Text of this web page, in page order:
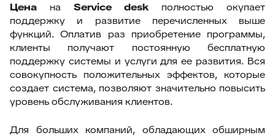
Цена на Service desk полностью окупает
поддержку и развитие перечисленных выше
функций. Оплатив раз приобретение программы,
клиенты получают постоянную бесплатную
поддержку системы и услуги для ее развития. Вся
совокупность положительных эффектов, которые
создает система, позволяют значительно повысить
уровень обслуживания клиентов.
Для больших компаний, обладающих обширным